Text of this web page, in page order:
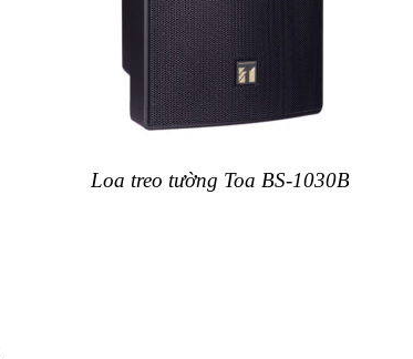
Loa treo tường Toa BS-1030B